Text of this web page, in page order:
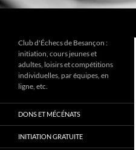
Club d'Échecs de Besançon :
initiation, cours jeunes et
adultes, loisirs et compétitions
individuelles, par équipes, en
ligne, etc.
DONS ET MÉCÉNATS
INITIATION GRATUITE